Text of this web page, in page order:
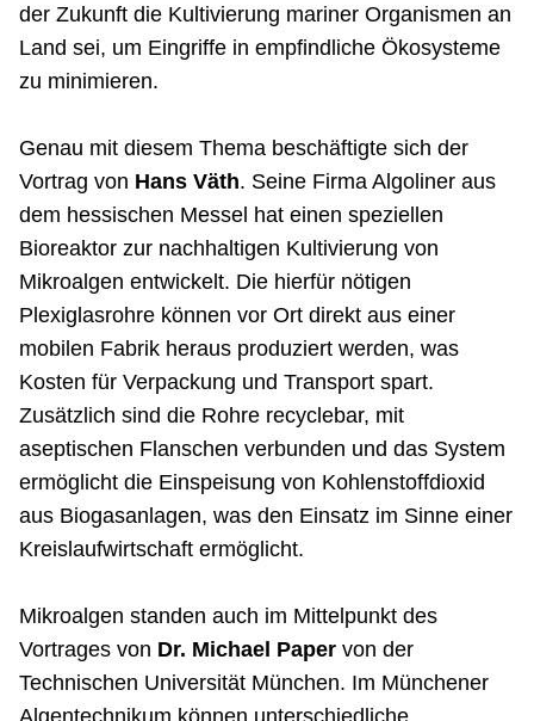
der Zukunft die Kultivierung mariner Organismen an
Land sei, um Eingriffe in empfindliche Ökosysteme
zu minimieren.
Genau mit diesem Thema beschäftigte sich der
Vortrag von Hans Väth. Seine Firma Algoliner aus
dem hessischen Messel hat einen speziellen
Bioreaktor zur nachhaltigen Kultivierung von
Mikroalgen entwickelt. Die hierfür nötigen
Plexiglasrohre können vor Ort direkt aus einer
mobilen Fabrik heraus produziert werden, was
Kosten für Verpackung und Transport spart.
Zusätzlich sind die Rohre recyclebar, mit
aseptischen Flanschen verbunden und das System
ermöglicht die Einspeisung von Kohlenstoffdioxid
aus Biogasanlagen, was den Einsatz im Sinne einer
Kreislaufwirtschaft ermöglicht.
Mikroalgen standen auch im Mittelpunkt des
Vortrages von Dr. Michael Papervon der
Technischen Universität München. Im Münchener